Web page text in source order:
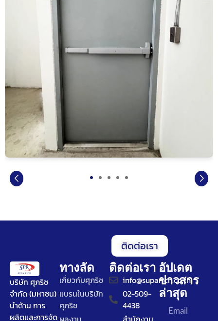
ติดต่อเรา
บริษัท ศุภริช
จำกัด (มหาชน)
นำด้าน การ
ผลิตและการจัด
ทางลัด
เกี่ยวกับศุภริช
แบรนในบริษัท
ศุภริช
ติดต่อเรา
info@suparich.co.th
02-509-
4438
อัปเดต
ข่าวสาร
ล่าสุด